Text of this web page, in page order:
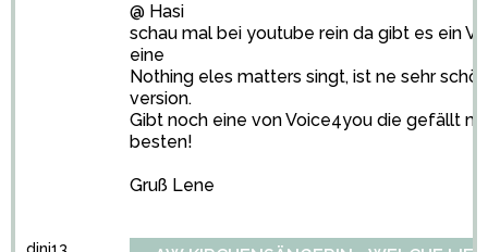
@ Hasi
schau mal bei youtube rein da gibt es ein
eine
Nothing eles matters singt, ist ne sehr
version.
Gibt noch eine von Voice4you die gefällt
besten!
Gruß Lene